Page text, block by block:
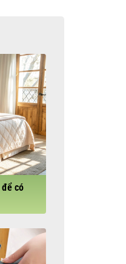
có